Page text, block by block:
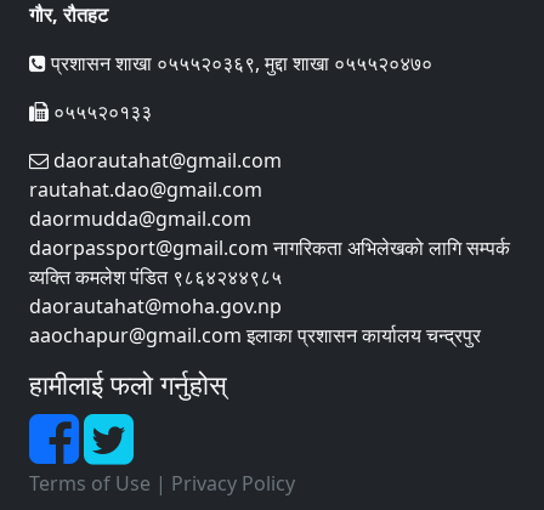
गौर, रौतहट
प्रशासन शाखा ०५५५२०३६९, मुद्दा शाखा ०५५५२०४७०
०५५५२०१३३
daorautahat@gmail.com
rautahat.dao@gmail.com
daormudda@gmail.com
daorpassport@gmail.com नागरिकता अभिलेखको लागि सम्पर्क
व्यक्ति कमलेश पंडित ९८६४२४४९८५
daorautahat@moha.gov.np
aaochapur@gmail.com इलाका प्रशासन कार्यालय चन्द्रपुर
हामीलाई फलो गर्नुहोस्
Terms of Use | Privacy Policy